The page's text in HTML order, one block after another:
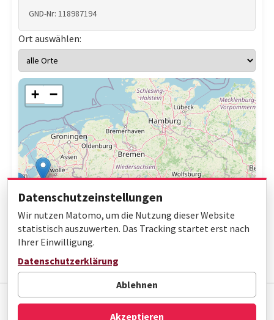
GND-Nr: 118987194
Ort auswählen:
+ −
Impressum Datenschutz
Barrierefreiheit
Datenschutzeinstellungen
Wir nutzen Matomo, um die Nutzung dieser Website
statistisch auszuwerten. Das Tracking startet erst nach
Ihrer Einwilligung.
Datenschutzerklärung
Ablehnen
Akzeptieren